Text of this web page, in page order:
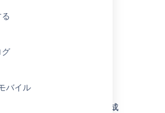
バイル
Center 9.2
のクッ
Confluence 自体によって生成